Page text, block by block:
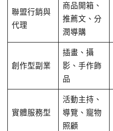
聯盟行銷與
代理
商品開箱、
推薦文、分
潤導購
創作型副業
插畫、攝
影、手作飾
品
實體服務型
活動主持、
導覽、寵物
照顧